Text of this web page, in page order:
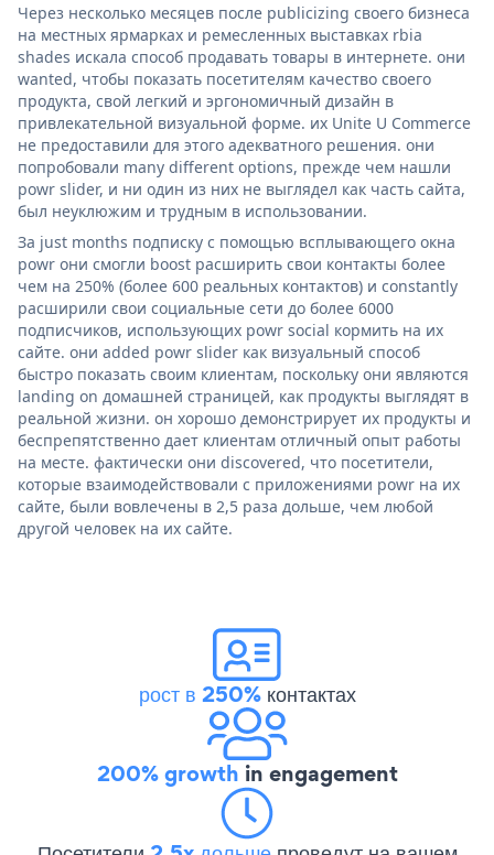
Через несколько месяцев после publicizing своего бизнеса
на местных ярмарках и ремесленных выставках rbia
shades искала способ продавать товары в интернете. они
wanted, чтобы показать посетителям качество своего
продукта, свой легкий и эргономичный дизайн в
привлекательной визуальной форме. их Unite U Commerce
не предоставили для этого адекватного решения. они
попробовали many different options, прежде чем нашли
powr slider, и ни один из них не выглядел как часть сайта,
был неуклюжим и трудным в использовании.
За just months подписку с помощью всплывающего окна
powr они смогли boost расширить свои контакты более
чем на 250% (более 600 реальных контактов) и constantly
расширили свои социальные сети до более 6000
подписчиков, использующих powr social кормить на их
сайте. они added powr slider как визуальный способ
быстро показать своим клиентам, поскольку они являются
landing on домашней страницей, как продукты выглядят в
реальной жизни. он хорошо демонстрирует их продукты и
беспрепятственно дает клиентам отличный опыт работы
на месте. фактически они discovered, что посетители,
которые взаимодействовали с приложениями powr на их
сайте, были вовлечены в 2,5 раза дольше, чем любой
другой человек на их сайте.
рост в 250%контактах
200% growth in engagement